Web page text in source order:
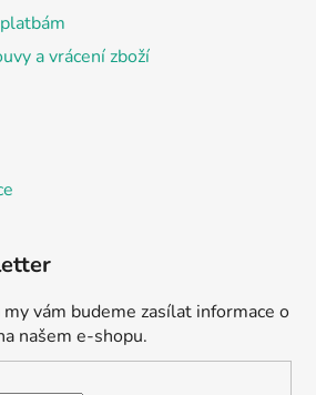
a vrácení zboží
vám budeme zasílat informace o
našem e-shopu.